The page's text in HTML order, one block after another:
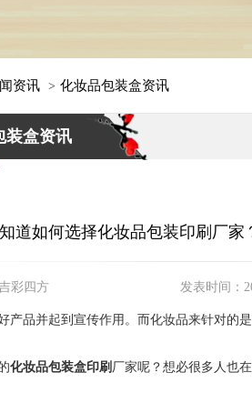
资讯 > 化妆品包装盒资讯
装盒资讯
道如何选择化妆品包装印刷厂
彩四方 发表时间：
产品并起到宣传作用。而化妆品来针对的
化妆品包装盒印刷 厂家呢？想必很多人也